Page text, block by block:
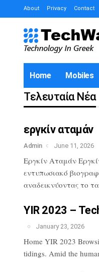
About Privacy Contact
Home Mobiles
Τελευταία Νέα
εργκίν αταμάν
Admin June 11, 2026
Εργκίν Αταμάν
εντυπωσιακό
αναδεικνύοντας το
YIR 2023 –
January 23, 2026
Home YIR 2023
tidings. Amid the